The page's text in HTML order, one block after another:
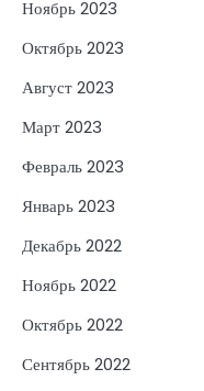
Ноябрь 2023
Октябрь 2023
Август 2023
Март 2023
Февраль 2023
Январь 2023
Декабрь 2022
Ноябрь 2022
Октябрь 2022
Сентябрь 2022